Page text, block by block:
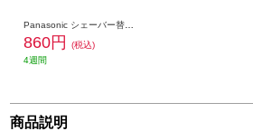
Panasonic シェーバー替刃（内刃・外刃セット） ES9392
860円
(税込)
4週間
商品説明